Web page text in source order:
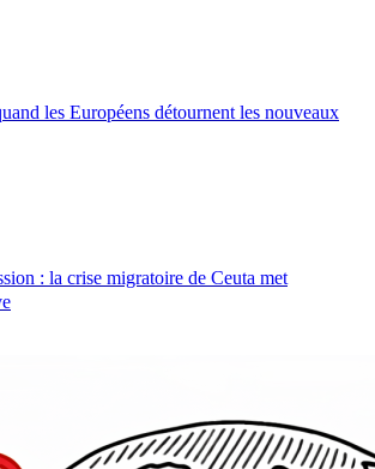
les Européens détournent les nouveaux
: la crise migratoire de Ceuta met